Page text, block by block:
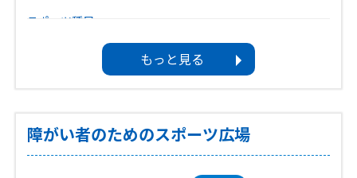
ボランティア募集
スポーツ種目
イベントカテゴリ
教室（する）
肢体不自由
もっと見る
障がい者のためのスポーツ広場